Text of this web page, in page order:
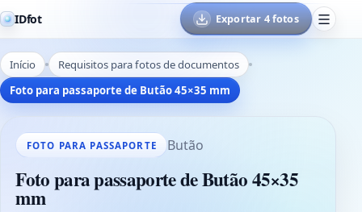
IDfot Exportar 4 fotos
Início
Requisitos para fotos de documentos
Foto para passaporte de Butão 45×35 mm
FOTO PARA PASSAPORTE Butão
Foto para passaporte de Butão 45×35
mm